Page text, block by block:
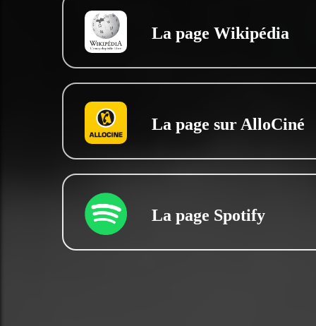
La page Wikipédia
La page sur AlloCiné
La page Spotify